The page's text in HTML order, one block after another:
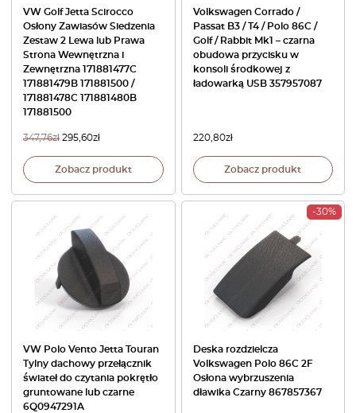
VW Golf Jetta Scirocco
Osłony Zawiasów Siedzenia
Zestaw 2 Lewa lub Prawa
Strona Wewnętrzna i
Zewnętrzna 171881477C
171881479B 171881500 /
171881478C 171881480B
171881500
347,76zł 295,60zł
Zobacz produkt
Volkswagen Corrado /
Passat B3 / T4 / Polo 86C /
Golf / Rabbit Mk1 – czarna
obudowa przycisku w
konsoli środkowej z
ładowarką USB 357957087
220,80zł
Zobacz produkt
VW Polo Vento Jetta Touran
Tylny dachowy przełącznik
świateł do czytania pokrętło
gruntowane lub czarne
6Q0947291A
-30%
Deska rozdzielcza
Volkswagen Polo 86C 2F
Osłona wybrzuszenia
dławika Czarny 867857367